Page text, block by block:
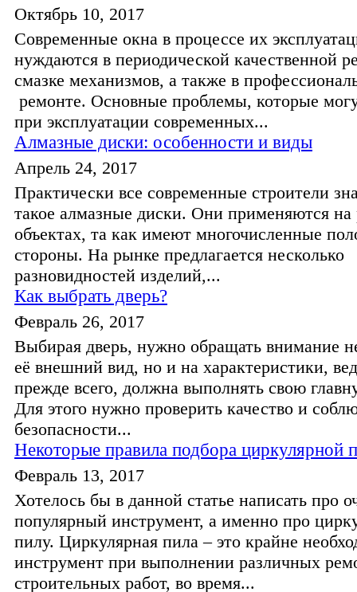
Октябрь 10, 2017
Современные окна в процессе их
нуждаются в периодической качественной
смазке механизмов, а также в
ремонте. Основные проблемы, которые
при эксплуатации современных...
Алмазные диски: особенности и виды
Апрель 24, 2017
Практически все современные строители
такое алмазные диски. Они применяются на
объектах, та как имеют многочисленные
стороны. На рынке предлагается несколько
разновидностей изделий,...
Как выбрать дверь?
Февраль 26, 2017
Выбирая дверь, нужно обращать внимание
её внешний вид, но и на характеристики,
прежде всего, должна выполнять свою
Для этого нужно проверить качество и
безопасности...
Некоторые правила подбора циркулярной
Февраль 13, 2017
Хотелось бы в данной статье написать про
популярный инструмент, а именно про
пилу. Циркулярная пила – это крайне
инструмент при выполнении различных
строительных работ, во время...